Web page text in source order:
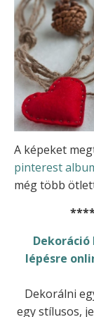
A képeket
pinterest
még több
Dekoráció
lépésre
Dekorálni
egy stílusos,